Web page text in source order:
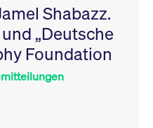
Shabazz.
„Deutsche
Foundation
Leistung der Website
zu messen. Es handelt
sich um ein Muster-
Cookie, bei dem auf
das Präfix _pk_ses
eine kurze Reihe von
6
Monate
Dieses Cookie dient
Speicherung der
Einwilligungs- und
des Nutzers für ihre
Interaktion mit der